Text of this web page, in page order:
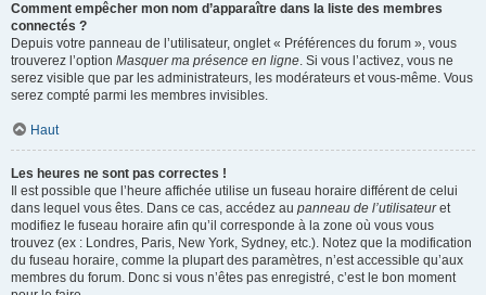
Comment empêcher mon nom d’apparaître dans la liste des membres
connectés ?
Depuis votre panneau de l’utilisateur, onglet « Préférences du forum », vous
trouverez l’option Masquer ma présence en ligne. Si vous l’activez, vous ne
serez visible que par les administrateurs, les modérateurs et vous-même. Vous
serez compté parmi les membres invisibles.
Haut
Les heures ne sont pas correctes !
Il est possible que l’heure affichée utilise un fuseau horaire différent de celui
dans lequel vous êtes. Dans ce cas, accédez au panneau de l’utilisateuret
modifiez le fuseau horaire afin qu’il corresponde à la zone où vous vous
trouvez (ex : Londres, Paris, New York, Sydney, etc.). Notez que la modification
du fuseau horaire, comme la plupart des paramètres, n’est accessible qu’aux
membres du forum. Donc si vous n’êtes pas enregistré, c’est le bon moment